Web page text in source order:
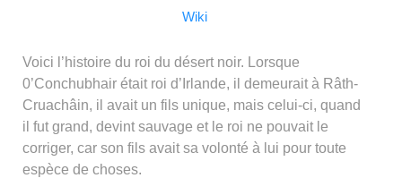
Wiki
Voici l’histoire du roi du désert noir. Lorsque
0’Conchubhair était roi d’Irlande, il demeurait à Râth-
Cruachâin, il avait un fils unique, mais celui-ci, quand
il fut grand, devint sauvage et le roi ne pouvait le
corriger, car son fils avait sa volonté à lui pour toute
espèce de choses.